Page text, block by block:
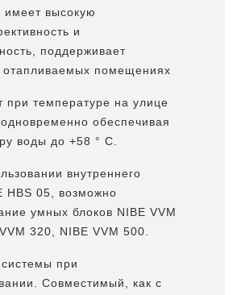
высокую
и
поддерживает
отапливаемых помещениях
при температуре на улице
обеспечивая
воды до +58 ° C.
внутреннего
HBS 05, возможно
умных блоков NIBE VVM
320, NIBE VVM 500.
при
Совместимый, как с